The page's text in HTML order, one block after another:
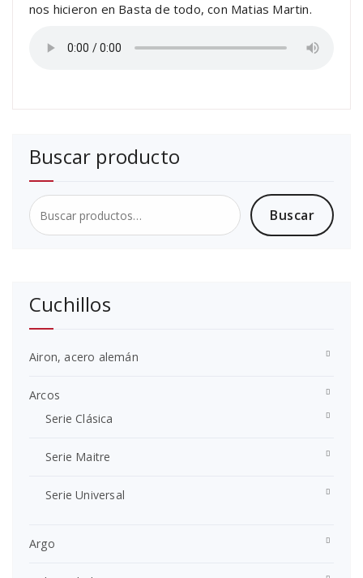
nos hicieron en Basta de todo, con Matias Martin.
Buscar producto
Buscar
por:
Buscar
Cuchillos
Airon, acero alemán
Arcos
Serie Clásica
Serie Maitre
Serie Universal
Argo